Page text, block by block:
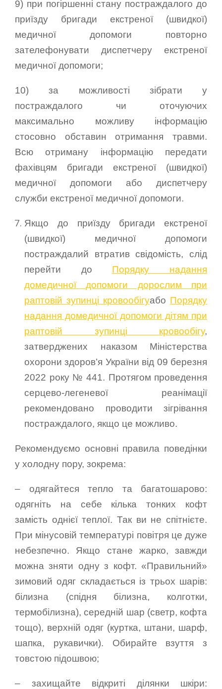
9) при погіршенні стану постраждалого до
приїзду бригади екстреної (швидкої)
медичної допомоги повторно
зателефонувати диспетчеру екстреної
медичної допомоги;
10) за можливості зібрати у
постраждалого чи оточуючих
максимально можливу інформацію
стосовно обставин отримання травми.
Всю отриману інформацію передати
фахівцям бригади екстреної (швидкої)
медичної допомоги або диспетчеру
служби екстреної медичної допомоги.
Якщо до приїзду бригади екстреної
(швидкої) медичної допомоги
постраждалий втратив свідомість, слід
перейти до Порядку надання
домедичної допомоги дорослим при
раптовій зупинці кровообігуабо Порядку
надання домедичної допомоги дітям при
раптовій зупинці кровообігу,
затверджених наказом Міністерства
охорони здоров’я України від 09 березня
2022 року № 441. Протягом проведення
серцево-легеневої реанімації
рекомендовано проводити зігрівання
постраждалого, якщо це можливо.
Рекомендуємо основні правила поведінки
у холодну пору, зокрема:
– одягайтеся тепло та багатошарово:
одягніть на себе кілька тонких кофт
замість однієї теплої. Так ви не спітнієте.
При мінусовій температурі повітря це дуже
небезпечно. Якщо стане жарко, завжди
можна зняти одну з кофт. «Правильний»
зимовий одяг складається із трьох шарів:
білизна (спідня білизна, колготки,
термобілизна), середній шар (светр, кофта
тощо), верхній одяг (куртка, штани, шарф,
шапка, рукавички). Обирайте взуття з
товстою підошвою;
– захищайте відкриті ділянки шкіри: